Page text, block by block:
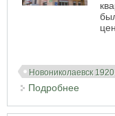
Новониколаевск
Подробнее